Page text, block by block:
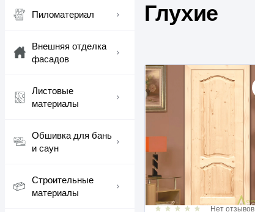
Пиломатериал
Внешняя отделка
фасадов
Листовые
материалы
Обшивка для бань
и саун
Строительные
материалы
Глухие
Нет отзывов